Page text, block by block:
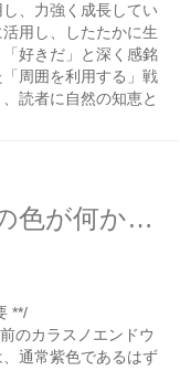
、力強く成長してい
用し、したたかに生
好きだ」と深く感銘
周囲を利用する」戦
読者に自然の知恵と
開花が早そうな草の花弁の色が何か違う
**/
のカラスノエンドウ
通常紫色であるはず